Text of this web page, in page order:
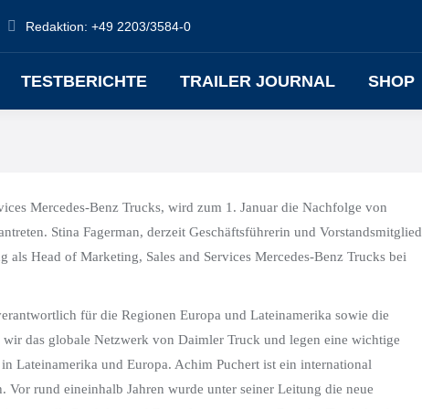
Redaktion: +49 2203/3584-0
TESTBERICHTE TRAILER JOURNAL SHOP
Mercedes-Benz Trucks, wird zum 1. Januar die Nachfolge von
Stina Fagerman, derzeit Geschäftsführerin und Vorstandsmitglied
Head of Marketing, Sales and Services Mercedes-Benz Trucks bei
für die Regionen Europa und Lateinamerika sowie die
das globale Netzwerk von Daimler Truck und legen eine wichtige
Lateinamerika und Europa. Achim Puchert ist ein international
rund eineinhalb Jahren wurde unter seiner Leitung die neue